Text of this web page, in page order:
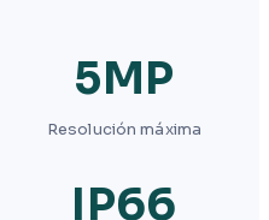
5MP
Resolución máxima
IP66